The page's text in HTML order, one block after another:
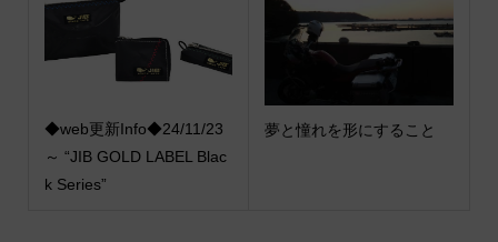
◆web更新Info◆24/11/23
～ “JIB GOLD LABEL Blac
k Series”
夢と憧れを形にすること